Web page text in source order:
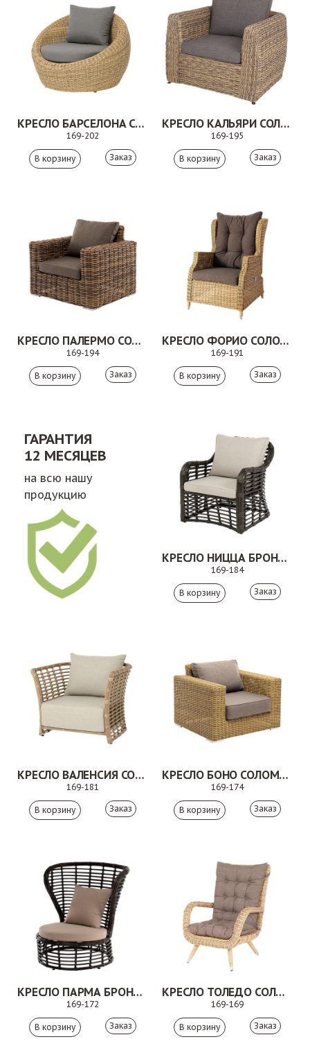
КРЕСЛО БАРСЕЛОНА СОЛОМЕННЫЙ
169-202
Заказ
КРЕСЛО КАЛЬЯРИ СОЛОМЕННЫЙ
169-195
Заказ
КРЕСЛО ПАЛЕРМО СОЛОМЕННЫЙ
169-194
Заказ
КРЕСЛО ФОРИО СОЛОМЕННЫЙ
169-191
Заказ
ГАРАНТИЯ
12 МЕСЯЦЕВ
на всю нашу
продукцию
КРЕСЛО НИЦЦА БРОНЗОВЫЙ
169-184
Заказ
КРЕСЛО ВАЛЕНСИЯ СОЛОМЕННЫЙ
169-181
Заказ
КРЕСЛО БОНО СОЛОМЕННЫЙ
169-174
Заказ
КРЕСЛО ПАРМА БРОНЗОВЫЙ
169-172
Заказ
КРЕСЛО ТОЛЕДО СОЛОМЕННЫЙ
169-169
Заказ